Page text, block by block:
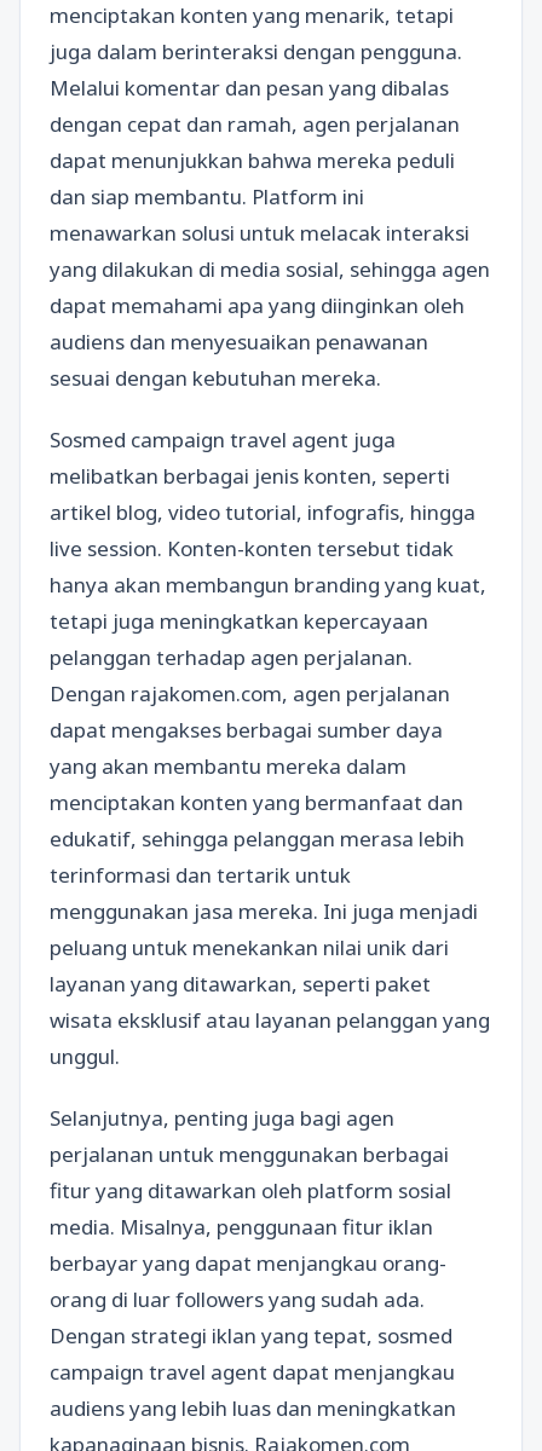
menciptakan konten yang menarik, tetapi
juga dalam berinteraksi dengan pengguna.
Melalui komentar dan pesan yang dibalas
dengan cepat dan ramah, agen perjalanan
dapat menunjukkan bahwa mereka peduli
dan siap membantu. Platform ini
menawarkan solusi untuk melacak interaksi
yang dilakukan di media sosial, sehingga agen
dapat memahami apa yang diinginkan oleh
audiens dan menyesuaikan penawanan
sesuai dengan kebutuhan mereka.
Sosmed campaign travel agent juga
melibatkan berbagai jenis konten, seperti
artikel blog, video tutorial, infografis, hingga
live session. Konten-konten tersebut tidak
hanya akan membangun branding yang kuat,
tetapi juga meningkatkan kepercayaan
pelanggan terhadap agen perjalanan.
Dengan rajakomen.com, agen perjalanan
dapat mengakses berbagai sumber daya
yang akan membantu mereka dalam
menciptakan konten yang bermanfaat dan
edukatif, sehingga pelanggan merasa lebih
terinformasi dan tertarik untuk
menggunakan jasa mereka. Ini juga menjadi
peluang untuk menekankan nilai unik dari
layanan yang ditawarkan, seperti paket
wisata eksklusif atau layanan pelanggan yang
unggul.
Selanjutnya, penting juga bagi agen
perjalanan untuk menggunakan berbagai
fitur yang ditawarkan oleh platform sosial
media. Misalnya, penggunaan fitur iklan
berbayar yang dapat menjangkau orang-
orang di luar followers yang sudah ada.
Dengan strategi iklan yang tepat, sosmed
campaign travel agent dapat menjangkau
audiens yang lebih luas dan meningkatkan
kapanaginaan bisnis. Rajakomen.com